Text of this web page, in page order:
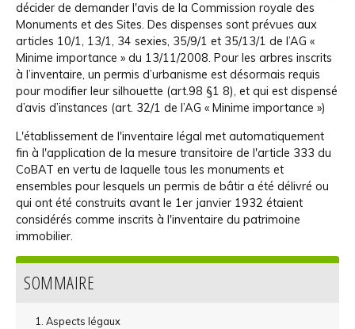
décider de demander l'avis de la Commission royale des
Monuments et des Sites. Des dispenses sont prévues aux
articles 10/1, 13/1, 34 sexies, 35/9/1 et 35/13/1 de l’AG «
Minime importance » du 13/11/2008. Pour les arbres inscrits
à l’inventaire, un permis d’urbanisme est désormais requis
pour modifier leur silhouette (art.98 §1 8), et qui est dispensé
d’avis d’instances (art. 32/1 de l’AG « Minime importance »)
L'établissement de l'inventaire légal met automatiquement
fin à l'application de la mesure transitoire de l'article 333 du
CoBAT en vertu de laquelle tous les monuments et
ensembles pour lesquels un permis de bâtir a été délivré ou
qui ont été construits avant le 1er janvier 1932 étaient
considérés comme inscrits à l'inventaire du patrimoine
immobilier.
SOMMAIRE
Aspects légaux